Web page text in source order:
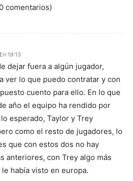
comentarios)
19:13
dejar fuera a algún jugador,
ver lo que puedo contratar y con
cuento para ello. En lo que
año el equipo ha rendido por
esperado, Taylor y Trey
como el resto de jugadores, lo
que con estos dos no hay
anteriores, con Trey algo más
había visto en europa.